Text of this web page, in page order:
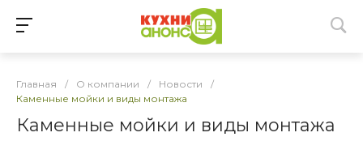
Главная / О компании / Новости
/
Каменные мойки и виды монтажа
Каменные мойки и виды монтажа